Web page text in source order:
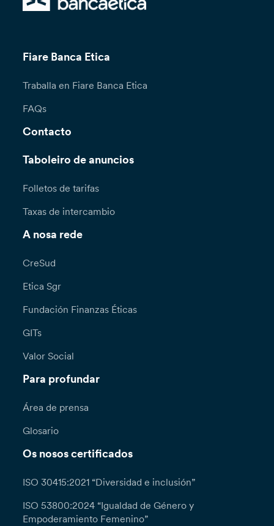
Fiare Banca Etica
Traballa en Fiare Banca Etica
FAQs
Contacto
Taboleiro de anuncios
Folletos de tarifas
Taxas de intercambio
A nosa rede
CreSud
Etica Sgr
Fundación Finanzas Éticas
GITs
Valor Social
Para profundar
Área de prensa
Glosario
Os nosos certificados
ISO 30415:2021 “Diversidad e inclusión”
ISO 53800:2024 “Igualdad de Género y
Empoderamiento Femenino”